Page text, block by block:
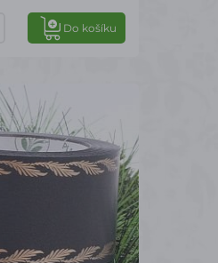
Do košíku